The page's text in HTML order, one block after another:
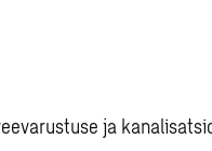
ja